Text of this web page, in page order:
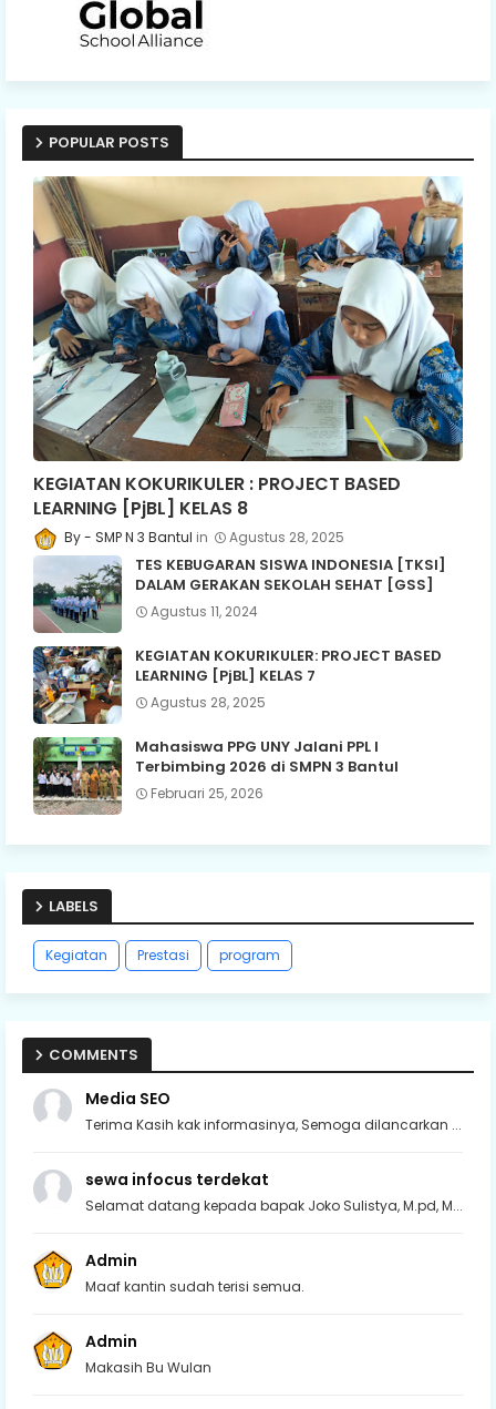
POPULAR POSTS
KEGIATAN KOKURIKULER : PROJECT BASED
LEARNING [PjBL] KELAS 8
SMP N 3 Bantul Agustus 28, 2025
TES KEBUGARAN SISWA INDONESIA [TKSI]
DALAM GERAKAN SEKOLAH SEHAT [GSS]
Agustus 11, 2024
KEGIATAN KOKURIKULER: PROJECT BASED
LEARNING [PjBL] KELAS 7
Agustus 28, 2025
Mahasiswa PPG UNY Jalani PPL I
Terbimbing 2026 di SMPN 3 Bantul
Februari 25, 2026
LABELS
Kegiatan Prestasi program
COMMENTS
Media SEO
Terima Kasih kak informasinya, Semoga dilancarkan ...
sewa infocus terdekat
Selamat datang kepada bapak Joko Sulistya, M.pd, M...
Admin
Maaf kantin sudah terisi semua.
Admin
Makasih Bu Wulan